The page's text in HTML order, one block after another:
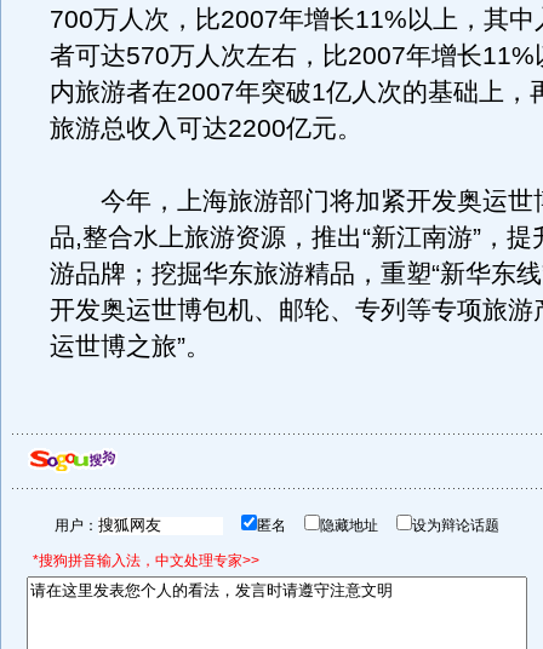
700万人次，比2007年增长11%以上，其中
者可达570万人次左右，比2007年增长11%
内旅游者在2007年突破1亿人次的基础上，
旅游总收入可达2200亿元。
今年，上海旅游部门将加紧开发奥运世
品,整合水上旅游资源，推出“新江南游”，
游品牌；挖掘华东旅游精品，重塑“新华东
开发奥运世博包机、邮轮、专列等专项旅游
运世博之旅”。
用户： 匿名 隐藏地址 设为辩论话题
*搜狗拼音输入法，中文处理专家>>